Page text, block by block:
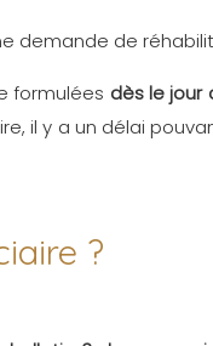
demande de
formulées dès le jour
il y a un délai
?